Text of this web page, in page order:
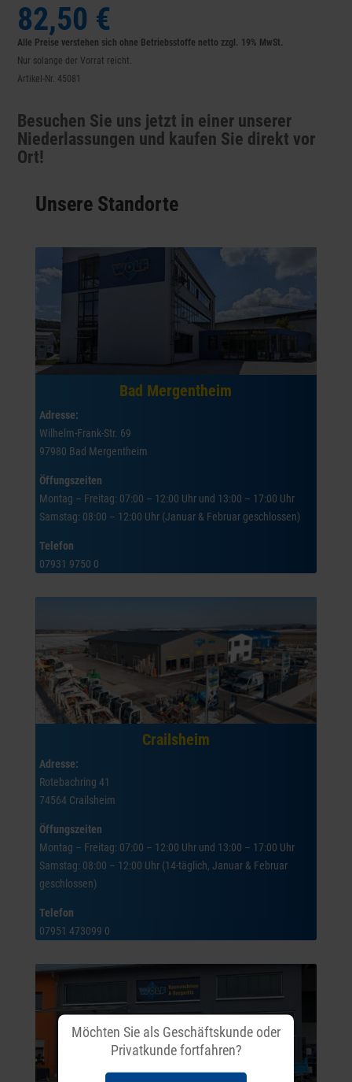
82,50 €
Alle Preise verstehen sich ohne Betriebsstoffe netto zzgl. 19% MwSt.
Nur solange der Vorrat reicht.
Artikel-Nr. 45081
Besuchen Sie uns jetzt in einer unserer
Niederlassungen und kaufen Sie direkt vor
Ort!
Unsere Standorte
Bad Mergentheim
Adresse:
Wilhelm-Frank-Str. 69
97980 Bad Mergentheim
Öffungszeiten
Montag – Freitag: 07:00 – 12:00 Uhr und 13:00 – 17:00 Uhr
Samstag: 08:00 – 12:00 Uhr (Januar & Februar geschlossen)
Telefon
07931 9750 0
Crailsheim
Adresse:
Rotebachring 41
74564 Crailsheim
Öffungszeiten
Montag – Freitag: 07:00 – 12:00 Uhr und 13:00 – 17:00 Uhr
Samstag: 08:00 – 12:00 Uhr (14-täglich, Januar & Februar
geschlossen)
Telefon
07951 473099 0
Möchten Sie als Geschäftskunde oder
Privatkunde fortfahren?